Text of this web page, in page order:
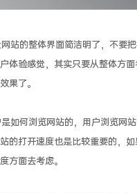
的整体界面简洁明了，不要把
体验感觉，其实只要从整体方
果了。
何浏览网站的，用户浏览网站
的打开速度也是比较重要的，
方面去考虑。